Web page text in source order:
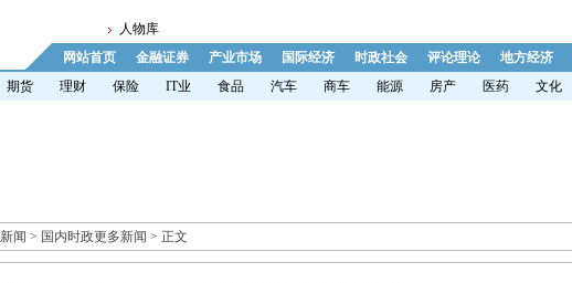
人物库
网站首页
金融证券 产业市场 国际经济 时政社会 评论理论 地方经济
期货 理财 保险 IT业 食品 汽车 商车 能源 房产 医药 文化
新闻 > 国内时政更多新闻 > 正文